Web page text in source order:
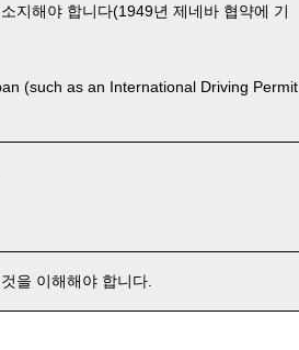
지해야 합니다(1949년 제네바 협약에 기
(such as an International Driving Permit
을 이해해야 합니다.